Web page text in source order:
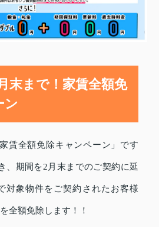
末まで！家賃全額免
ン
賃全額免除キャンペーン」です
、期間を2月末までのご契約に延
対象物件をご契約されたお客様
全額免除します！！